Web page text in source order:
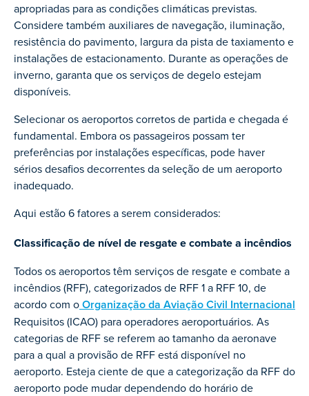
apropriadas para as condições climáticas previstas.
Considere também auxiliares de navegação, iluminação,
resistência do pavimento, largura da pista de taxiamento e
instalações de estacionamento. Durante as operações de
inverno, garanta que os serviços de degelo estejam
disponíveis.
Selecionar os aeroportos corretos de partida e chegada é
fundamental. Embora os passageiros possam ter
preferências por instalações específicas, pode haver
sérios desafios decorrentes da seleção de um aeroporto
inadequado.
Aqui estão 6 fatores a serem considerados:
Classificação de nível de resgate e combate a incêndios
Todos os aeroportos têm serviços de resgate e combate a
incêndios (RFF), categorizados de RFF 1 a RFF 10, de
acordo com oOrganização da Aviação Civil Internacional
Requisitos (ICAO) para operadores aeroportuários. As
categorias de RFF se referem ao tamanho da aeronave
para a qual a provisão de RFF está disponível no
aeroporto. Esteja ciente de que a categorização da RFF do
aeroporto pode mudar dependendo do horário de